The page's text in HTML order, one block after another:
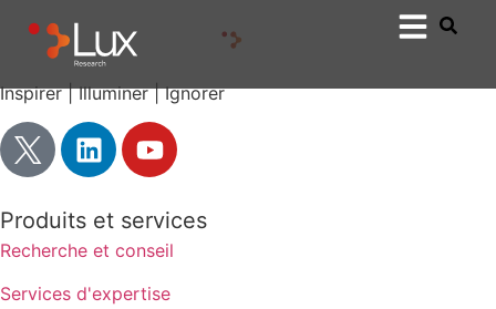
Inspirer | Illuminer | Ignorer
Produits et services
Recherche et conseil
Services d'expertise